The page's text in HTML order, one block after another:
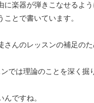
に楽器が弾きこなせるよ
ことで書いています。
さんのレッスンの補足の
では理論のことを深く掘
ですね。